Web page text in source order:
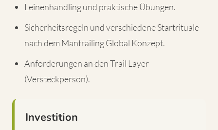
Leinenhandling und praktische Übungen.
Sicherheitsregeln und verschiedene Startrituale
nach dem Mantrailing Global Konzept.
Anforderungen an den Trail Layer
(Versteckperson).
Investition